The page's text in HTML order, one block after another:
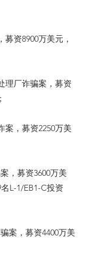
资8900万美元，
理厂诈骗案，募资
案，募资2250万美
，募资3600万美
L-1/EB1-C投资
案，募资4400万美